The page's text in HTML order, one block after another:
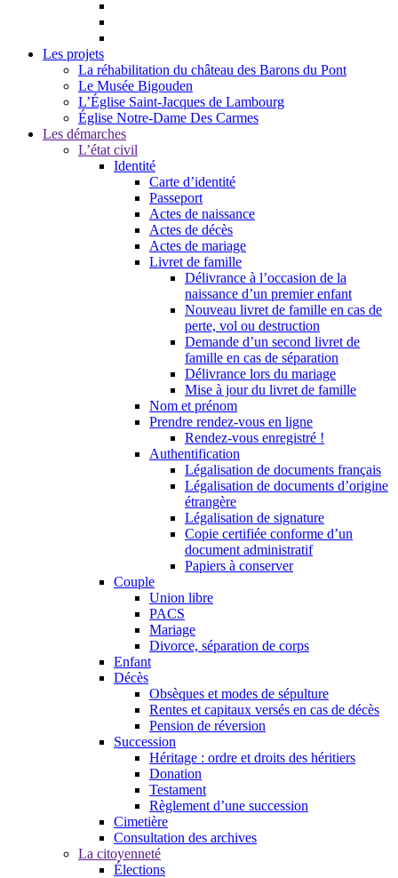
Les projets
La réhabilitation du château des Barons du Pont
Le Musée Bigouden
L’Église Saint-Jacques de Lambourg
Église Notre-Dame Des Carmes
Les démarches
L’état civil
Identité
Carte d’identité
Passeport
Actes de naissance
Actes de décès
Actes de mariage
Livret de famille
Délivrance à l’occasion de la
naissance d’un premier enfant
Nouveau livret de famille en cas de
perte, vol ou destruction
Demande d’un second livret de
famille en cas de séparation
Délivrance lors du mariage
Mise à jour du livret de famille
Nom et prénom
Prendre rendez-vous en ligne
Rendez-vous enregistré !
Authentification
Légalisation de documents français
Légalisation de documents d’origine
étrangère
Légalisation de signature
Copie certifiée conforme d’un
document administratif
Papiers à conserver
Couple
Union libre
PACS
Mariage
Divorce, séparation de corps
Enfant
Décès
Obsèques et modes de sépulture
Rentes et capitaux versés en cas de décès
Pension de réversion
Succession
Héritage : ordre et droits des héritiers
Donation
Testament
Règlement d’une succession
Cimetière
Consultation des archives
La citoyenneté
Élections